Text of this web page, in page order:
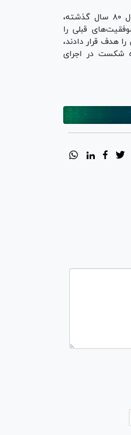
در همین حال، رابرت کمپتون، مشاور مستقل و کارشناس ارشد فریلنسر، گفت: در طول ۸۰ سال گذشته،
قبلی را
در فوریه ۲۰۲۶ ایران و رهبری آن را هدف قرار دادند،
شکست در اجرای